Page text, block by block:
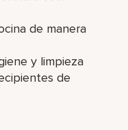
de manera
y limpieza
de